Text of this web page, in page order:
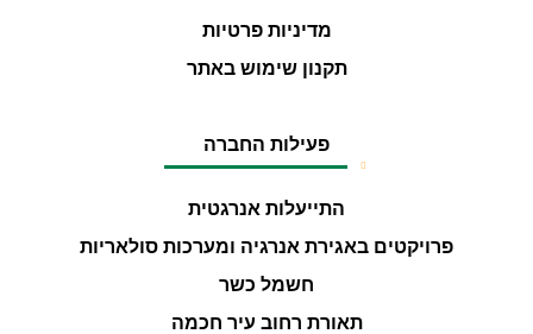
מדיניות פרטיות
תקנון שימוש באתר
פעילות החברה
התייעלות אנרגטית
פרויקטים באגירת אנרגיה ומערכות סולאריות
חשמל כשר
תאורת רחוב עיר חכמה